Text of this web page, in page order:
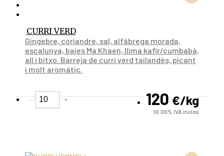
CURRI VERD
Gingebre, coriandre, sal, alfàbrega morada,
escalunya, baies Ma Khaen, llima kafir/cumbabà,
all i bitxo. Barreja de curri verd tailandès, picant
i molt aromàtic.
120 €/kg
10.00%IVA inclòs
- +